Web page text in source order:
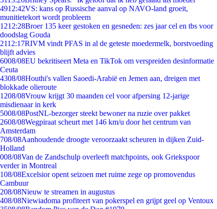
4912:42VS: kans op Russische aanval op NAVO-land groeit,
munitietekort wordt probleem
1212:28Broer 135 keer gestoken en gesneden: zes jaar cel en tbs voor
doodslag Gouda
2112:17RIVM vindt PFAS in al de geteste moedermelk, borstvoeding
blijft advies
6008/08EU bekritiseert Meta en TikTok om verspreiden desinformatie
Ceuta
4308/08Houthi's vallen Saoedi-Arabië en Jemen aan, dreigen met
blokkade olieroute
1208/08Vrouw krijgt 30 maanden cel voor afpersing 12-jarige
misdienaar in kerk
5008/08PostNL-bezorger steekt bewoner na ruzie over pakket
2608/08Wegpiraat scheurt met 146 km/u door het centrum van
Amsterdam
708/08Aanhoudende droogte veroorzaakt scheuren in dijken Zuid-
Holland
008/08Van de Zandschulp overleeft matchpoints, ook Griekspoor
verder in Montreal
108/08Excelsior opent seizoen met ruime zege op promovendus
Cambuur
208/08Nieuw te streamen in augustus
408/08Niewiadoma profiteert van pokerspel en grijpt geel op Ventoux